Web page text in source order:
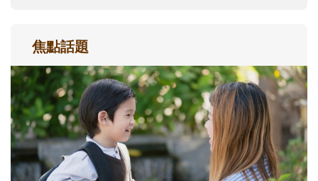
焦點話題
和孩子一起長大的那個男人│讀懂父親的
不同模樣
沒有人天生就擅長當爸爸！男人總是在一次
次「前所未有」的體驗中，跟著孩子一起長